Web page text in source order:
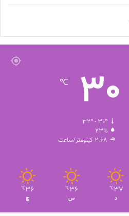
30
℃
32º - 30º
23%
2.68 کیلومتر/ساعت
37
℃
د
36
℃
س
36
℃
چ